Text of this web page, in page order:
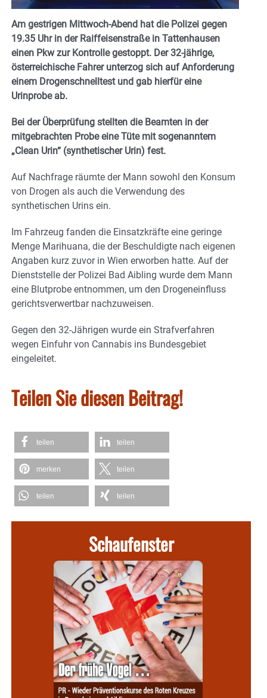
Am gestrigen Mittwoch-Abend hat die Polizei gegen
19.35 Uhr in der Raiffeisenstraße in Tattenhausen
einen Pkw zur Kontrolle gestoppt. Der 32-jährige,
österreichische Fahrer unterzog sich auf Anforderung
einem Drogenschnelltest und gab hierfür eine
Urinprobe ab.
Bei der Überprüfung stellten die Beamten in der
mitgebrachten Probe eine Tüte mit sogenanntem
„Clean Urin“ (synthetischer Urin) fest.
Auf Nachfrage räumte der Mann sowohl den Konsum
von Drogen als auch die Verwendung des
synthetischen Urins ein.
Im Fahrzeug fanden die Einsatzkräfte eine geringe
Menge Marihuana, die der Beschuldigte nach eigenen
Angaben kurz zuvor in Wien erworben hatte. Auf der
Dienststelle der Polizei Bad Aibling wurde dem Mann
eine Blutprobe entnommen, um den Drogeneinfluss
gerichtsverwertbar nachzuweisen.
Gegen den 32-Jährigen wurde ein Strafverfahren
wegen Einfuhr von Cannabis ins Bundesgebiet
eingeleitet.
Teilen Sie diesen Beitrag!
teilen teilen
merken teilen
teilen teilen
Schaufenster